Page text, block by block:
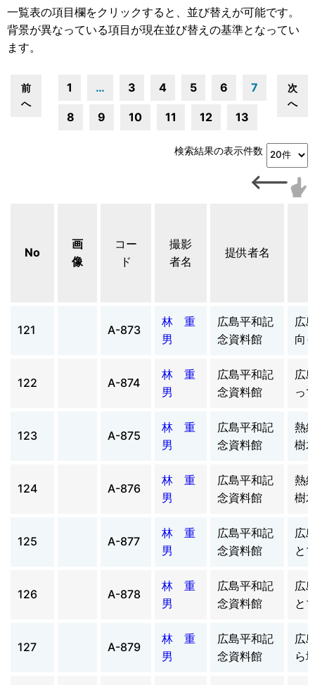
一覧表の項目欄をクリックすると、並び替えが可能です。
背景が異なっている項目が現在並び替えの基準となってい
ます。
前
へ
1 … 3 4 5 6 7
8 9 10 11 12 13
次
へ
検索結果の表示件数
No
画
像
コー
ド
撮影
者名
提供者名
121 A-873
林 重
男
広島平和記
念資料館
広
向
122 A-874
林 重
男
広島平和記
念資料館
広
っ
123 A-875
林 重
男
広島平和記
念資料館
熱
樹
124 A-876
林 重
男
広島平和記
念資料館
熱
樹
125 A-877
林 重
男
広島平和記
念資料館
広
と
126 A-878
林 重
男
広島平和記
念資料館
広
と
127 A-879
林 重
男
広島平和記
念資料館
広
ら